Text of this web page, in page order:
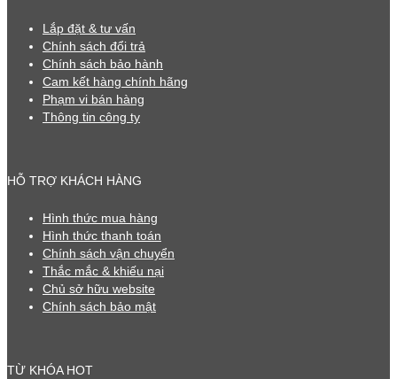
Lắp đặt & tư vấn
Chính sách đổi trả
Chính sách bảo hành
Cam kết hàng chính hãng
Phạm vi bán hàng
Thông tin công ty
HỖ TRỢ KHÁCH HÀNG
Hình thức mua hàng
Hình thức thanh toán
Chính sách vận chuyển
Thắc mắc & khiếu nại
Chủ sở hữu website
Chính sách bảo mật
TỪ KHÓA HOT